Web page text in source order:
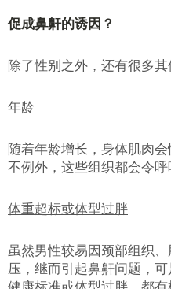
促成鼻鼾的诱因？
除了性别之外，还有很多
年龄
随着年龄增长，身体肌肉
不例外，这些组织都会令呼
体重超标或体型过胖
虽然男性较易因颈部组织
压，继而引起鼻鼾问题，